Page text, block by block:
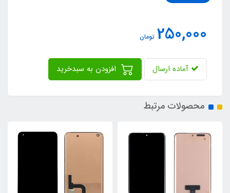
250,000 تومان
آماده ارسال
محصولات مرتبط